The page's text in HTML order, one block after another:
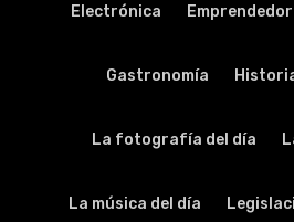
Electrónica
Gastronomía
La fotografía del día
La música del día